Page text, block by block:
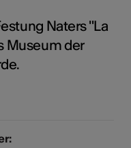
Naters "La
Museum der